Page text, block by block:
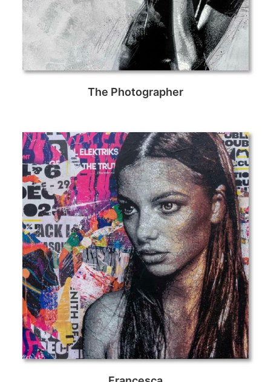
The Photographer